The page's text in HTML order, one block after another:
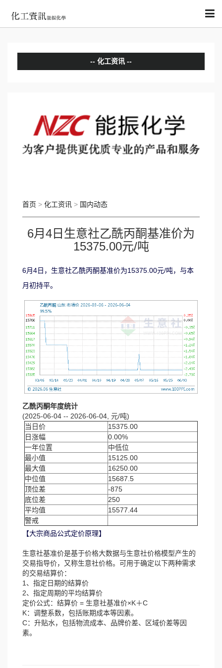
化工资讯
国际动态
首页 > 化工资讯 > 国内动态
6月4日生意社乙酰丙酮基准价为
15375.00元/吨
6月4日，生意社乙酰丙酮基准价为15375.00元/吨，与本
月初持平。
乙酰丙酮年度统计
(2025-06-04 -- 2026-06-04, 元/吨)
当日价
15375.00
日涨幅
0.00%
一年位置
中低位
最小值
15125.00
最大值
16250.00
中位值
15687.5
顶位差
-875
底位差
250
平均值
15577.44
警戒
【大宗商品公式定价原理】
生意社基准价是基于价格大数据与生意社价格模型产生的
交易指导价，又称生意社价格。可用于确定以下两种需求
的交易结算价：
1、指定日期的结算价
2、指定周期的平均结算价
定价公式：结算价 = 生意社基准价×K＋C
K：调整系数，包括账期成本等因素。
C：升贴水，包括物流成本、品牌价差、区域价差等因
素。